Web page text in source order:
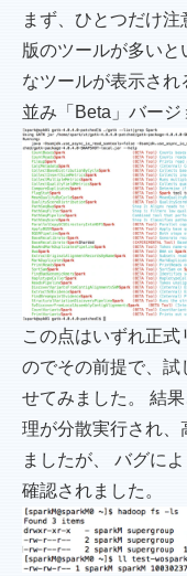
まず、ひとつだけ
版のツールが多いと
なツールが表示さ
並み「Beta」バージ
この点はいずれ正
のでその前提で、試
せてみました。 結
理が分散実行され、
ましたが、 バグに
確認されました。